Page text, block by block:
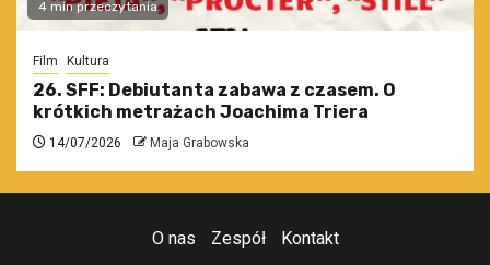
4 min przeczytania
Film Kultura
26. SFF: Debiutanta zabawa z czasem. O
krótkich metrażach Joachima Triera
14/07/2026 Maja Grabowska
O nas Zespół Kontakt